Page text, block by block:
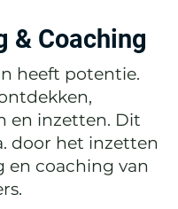
& Coaching
heeft potentie.
en inzetten. Dit
door het inzetten
en coaching van